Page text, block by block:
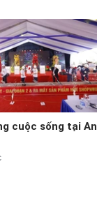
cuộc sống tại An